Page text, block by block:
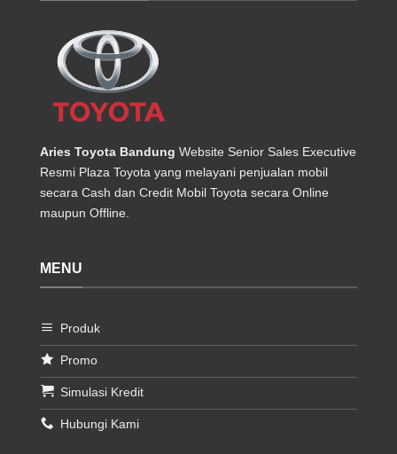
Aries Toyota Bandung Website Senior Sales Executive
Resmi Plaza Toyota yang melayani penjualan mobil
secara Cash dan Credit Mobil Toyota secara Online
maupun Offline.
MENU
Produk
Promo
Simulasi Kredit
Hubungi Kami